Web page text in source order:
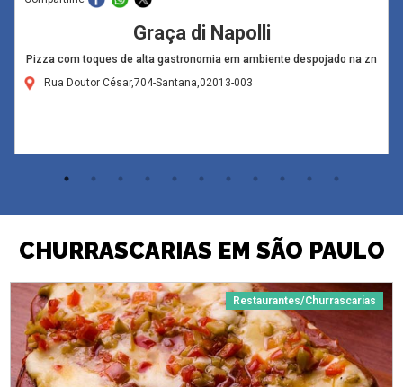
Graça di Napolli
Pizza com toques de alta gastronomia em ambiente despojado na zn
Rua Doutor César,704-Santana,02013-003
CHURRASCARIAS EM SÃO PAULO
Restaurantes/Churrascarias